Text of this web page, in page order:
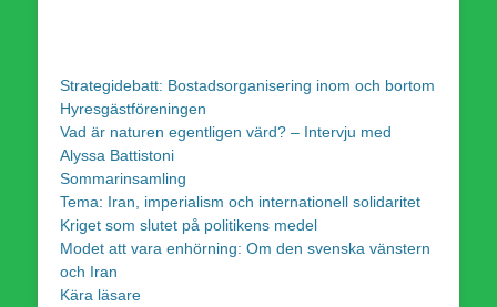
Strategidebatt: Bostadsorganisering inom och bortom
Hyresgästföreningen
Vad är naturen egentligen värd? – Intervju med
Alyssa Battistoni
Sommarinsamling
Tema: Iran, imperialism och internationell solidaritet
Kriget som slutet på politikens medel
Modet att vara enhörning: Om den svenska vänstern
och Iran
Kära läsare